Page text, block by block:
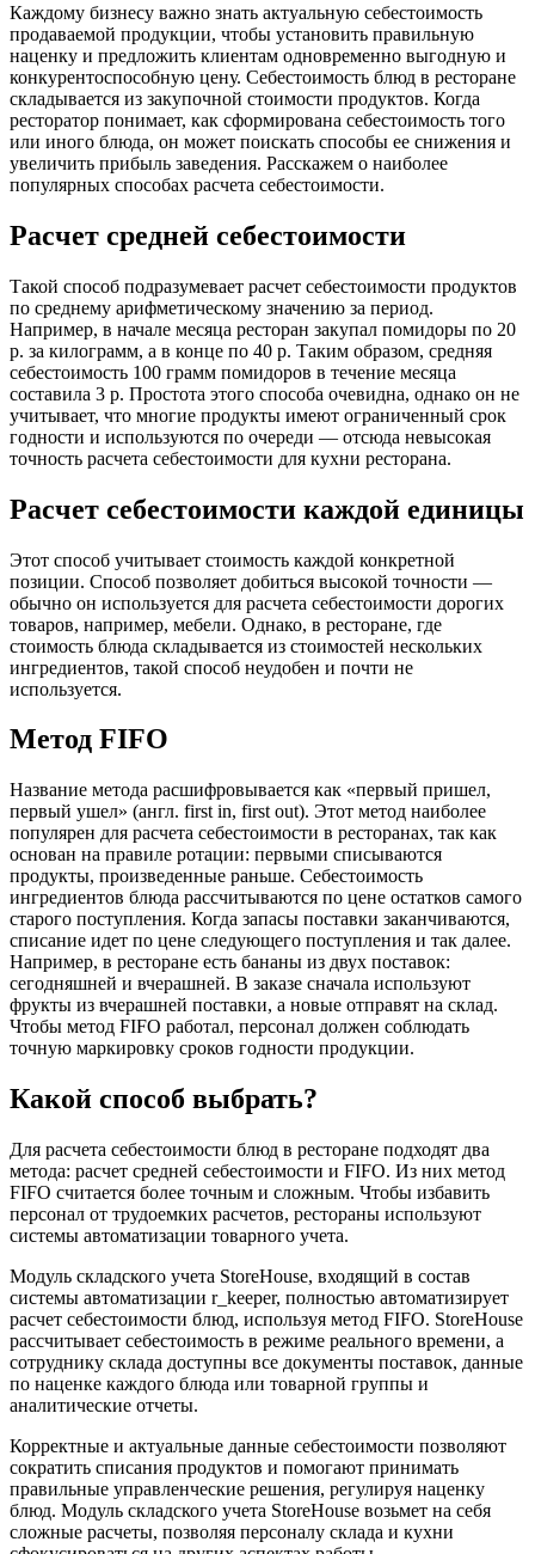
Каждому бизнесу важно знать актуальную себестоимость
продаваемой продукции, чтобы установить правильную
наценку и предложить клиентам одновременно выгодную и
конкурентоспособную цену. Себестоимость блюд в ресторане
складывается из закупочной стоимости продуктов. Когда
ресторатор понимает, как сформирована себестоимость того
или иного блюда, он может поискать способы ее снижения и
увеличить прибыль заведения. Расскажем о наиболее
популярных способах расчета себестоимости.
Расчет средней себестоимости
Такой способ подразумевает расчет себестоимости продуктов
по среднему арифметическому значению за период.
Например, в начале месяца ресторан закупал помидоры по 20
р. за килограмм, а в конце по 40 р. Таким образом, средняя
себестоимость 100 грамм помидоров в течение месяца
составила 3 р. Простота этого способа очевидна, однако он не
учитывает, что многие продукты имеют ограниченный срок
годности и используются по очереди — отсюда невысокая
точность расчета себестоимости для кухни ресторана.
Расчет себестоимости каждой единицы
Этот способ учитывает стоимость каждой конкретной
позиции. Способ позволяет добиться высокой точности —
обычно он используется для расчета себестоимости дорогих
товаров, например, мебели. Однако, в ресторане, где
стоимость блюда складывается из стоимостей нескольких
ингредиентов, такой способ неудобен и почти не
используется.
Метод FIFO
Название метода расшифровывается как «первый пришел,
первый ушел» (англ. first in, first out). Этот метод наиболее
популярен для расчета себестоимости в ресторанах, так как
основан на правиле ротации: первыми списываются
продукты, произведенные раньше. Себестоимость
ингредиентов блюда рассчитываются по цене остатков самого
старого поступления. Когда запасы поставки заканчиваются,
списание идет по цене следующего поступления и так далее.
Например, в ресторане есть бананы из двух поставок:
сегодняшней и вчерашней. В заказе сначала используют
фрукты из вчерашней поставки, а новые отправят на склад.
Чтобы метод FIFO работал, персонал должен соблюдать
точную маркировку сроков годности продукции.
Какой способ выбрать?
Для расчета себестоимости блюд в ресторане подходят два
метода: расчет средней себестоимости и FIFO. Из них метод
FIFO считается более точным и сложным. Чтобы избавить
персонал от трудоемких расчетов, рестораны используют
системы автоматизации товарного учета.
Модуль складского учета StoreHouse, входящий в состав
системы автоматизации r_keeper, полностью автоматизирует
расчет себестоимости блюд, используя метод FIFO. StoreHouse
рассчитывает себестоимость в режиме реального времени, а
сотруднику склада доступны все документы поставок, данные
по наценке каждого блюда или товарной группы и
аналитические отчеты.
Корректные и актуальные данные себестоимости позволяют
сократить списания продуктов и помогают принимать
правильные управленческие решения, регулируя наценку
блюд. Модуль складского учета StoreHouse возьмет на себя
сложные расчеты, позволяя персоналу склада и кухни